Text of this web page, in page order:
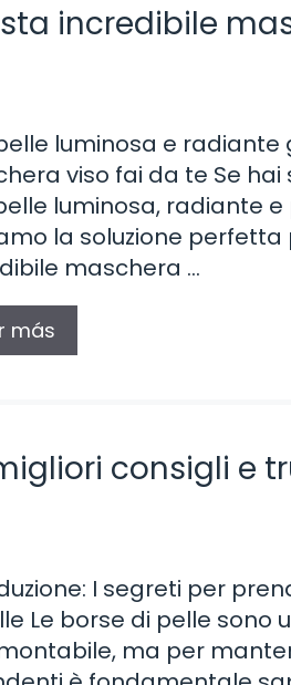
incredibile
luminosa e radiante
viso fai da te Se
luminosa, radiante e
la soluzione perfetta
maschera …
más
consigli e
I segreti per
Le borse di pelle sono
ma per